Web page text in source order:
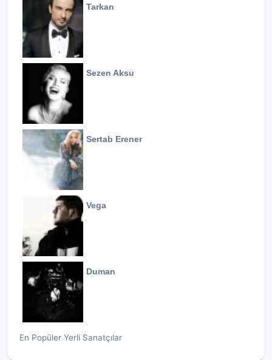
Tarkan
Sezen Aksu
Sertab Erener
Vega
Duman
En Popüler Yerli Sanatçılar